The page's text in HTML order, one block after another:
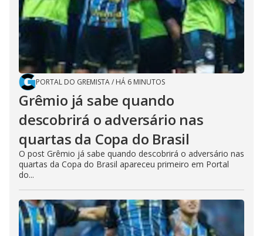
PORTAL DO GREMISTA/ HÁ 6 MINUTOS
Grêmio já sabe quando
descobrirá o adversário nas
quartas da Copa do Brasil
O post Grêmio já sabe quando descobrirá o adversário nas
quartas da Copa do Brasil apareceu primeiro em Portal
do...